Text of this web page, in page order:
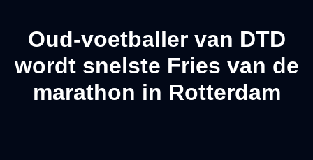
Oud-voetballer van DTD
wordt snelste Fries van de
marathon in Rotterdam